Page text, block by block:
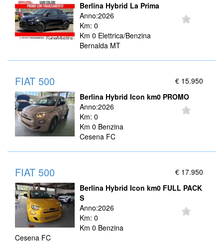
Berlina Hybrid La Prima
Anno:2026
Km: 0
Km 0 Elettrica/Benzina
Bernalda MT
€ 15.950
FIAT 500
Berlina Hybrid Icon km0 PROMO
Anno:2026
Km: 0
Km 0 Benzina
Cesena FC
€ 17.950
FIAT 500
Berlina Hybrid Icon km0 FULL PACK
S
Anno:2026
Km: 0
Km 0 Benzina
Cesena FC